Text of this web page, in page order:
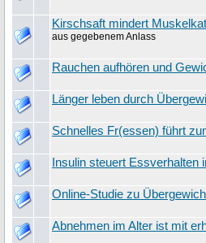
Kirschsaft mindert
aus gegebenem Anlass
Rauchen aufhören und
Länger leben durch
Schnelles Fr(essen) führt
Insulin steuert Essverhalten
Online-Studie zu
Abnehmen im Alter ist mit